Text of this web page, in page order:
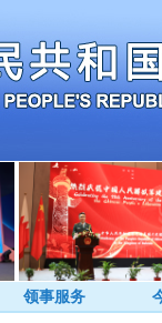
领事服务